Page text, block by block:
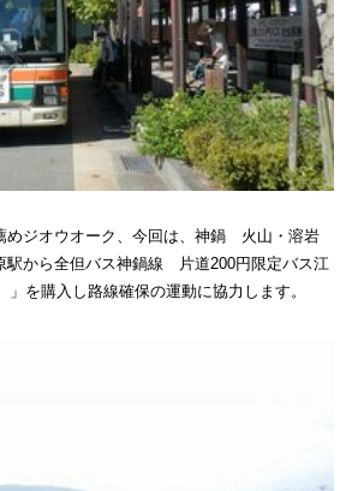
めジオウオーク、今回は、神鍋 火山・溶岩
駅から全但バス神鍋線 片道200円限定バス江
」を購入し路線確保の運動に協力します。